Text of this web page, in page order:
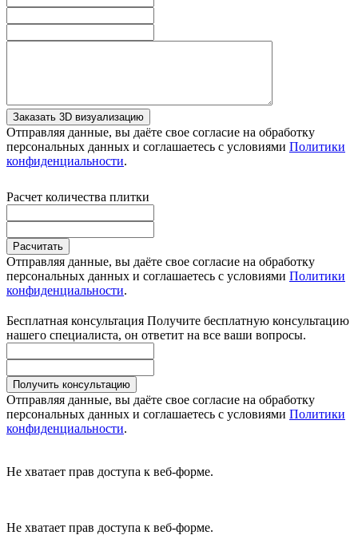
Заказать 3D визуализацию
Отправляя данные, вы даёте свое согласие на обработку
персональных данных и соглашаетесь с условиями Политики
конфиденциальности.
Расчет количества плитки
Расчитать
Отправляя данные, вы даёте свое согласие на обработку
персональных данных и соглашаетесь с условиями Политики
конфиденциальности.
Бесплатная консультация Получите бесплатную консультацию
нашего специалиста, он ответит на все ваши вопросы.
Получить консультацию
Отправляя данные, вы даёте свое согласие на обработку
персональных данных и соглашаетесь с условиями Политики
конфиденциальности.
Не хватает прав доступа к веб-форме.
Не хватает прав доступа к веб-форме.